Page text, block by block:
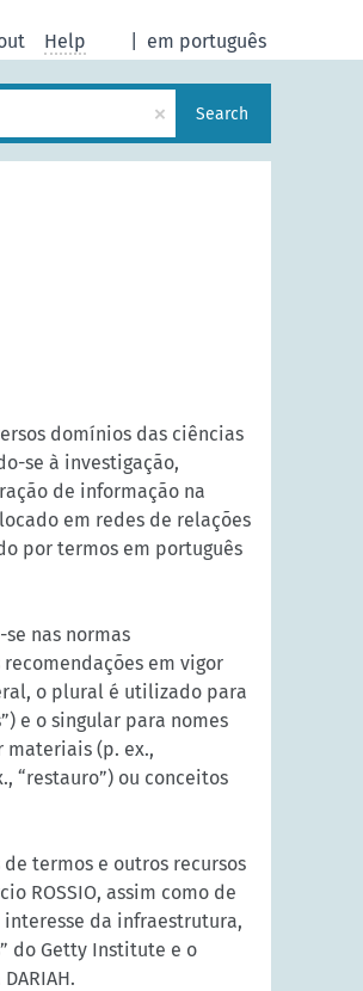
em português
Help
× Search
domínios das ciências
se à investigação,
de informação na
em redes de relações
por termos em português
se nas normas
em vigor
o plural é utilizado para
e o singular para nomes
materiais (p. ex.,
“restauro”) ou conceitos
termos e outros recursos
ROSSIO, assim como de
da infraestrutura,
do Getty Institute e o